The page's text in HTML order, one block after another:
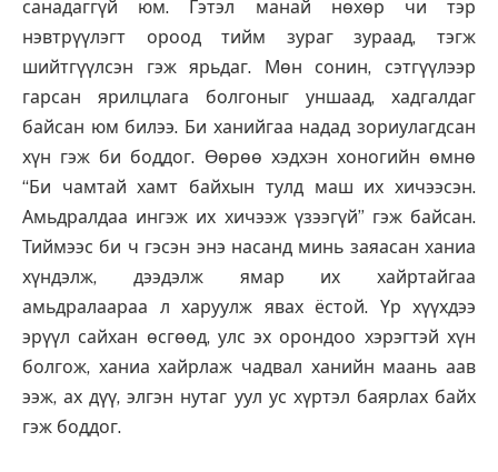
санадаггүй юм. Гэтэл манай нөхөр чи тэр
нэвтрүүлэгт ороод тийм зураг зураад, тэгж
шийтгүүлсэн гэж ярьдаг. Мөн сонин, сэтгүүлээр
гарсан ярилцлага болгоныг уншаад, хадгалдаг
байсан юм билээ. Би ханийгаа надад зориулагдсан
хүн гэж би боддог. Өөрөө хэдхэн хоногийн өмнө
“Би чамтай хамт байхын тулд маш их хичээсэн.
Амьдралдаа ингэж их хичээж үзээгүй” гэж байсан.
Тиймээс би ч гэсэн энэ насанд минь заяасан ханиа
хүндэлж, дээдэлж ямар их хайртайгаа
амьдралаараа л харуулж явах ёстой. Үр хүүхдээ
эрүүл сайхан өсгөөд, улс эх орондоо хэрэгтэй хүн
болгож, ханиа хайрлаж чадвал ханийн маань аав
ээж, ах дүү, элгэн нутаг уул ус хүртэл баярлах байх
гэж боддог.